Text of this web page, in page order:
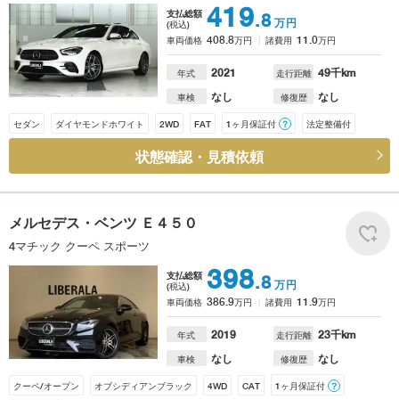
支払総額
(税込)
419.8 万円
車両価格 408.8万円 諸費用 11.0万円
年式 2021 走行距離 49千km
車検 なし 修復歴 なし
セダン ダイヤモンドホワイト 2WD FAT 1ヶ月保証付 ？ 法定整備付
状態確認・見積依頼
メルセデス・ベンツ Ｅ４５０
4マチック クーペ スポーツ
支払総額
(税込)
398.8 万円
車両価格 386.9万円 諸費用 11.9万円
年式 2019 走行距離 23千km
車検 なし 修復歴 なし
クーペ/オープン オブシディアンブラック 4WD CAT 1ヶ月保証付 ？